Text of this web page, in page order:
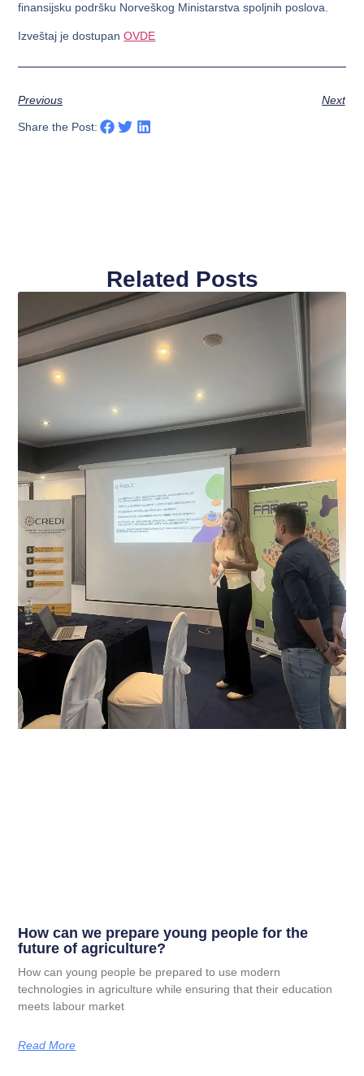
finansijsku podršku Norveškog Ministarstva spoljnih poslova.
Izveštaj je dostupanOVDE
Previous Next
Share the Post:
Related Posts
How can we prepare young people for the
future of agriculture?
How can young people be prepared to use modern
technologies in agriculture while ensuring that their education
meets labour market
Read More